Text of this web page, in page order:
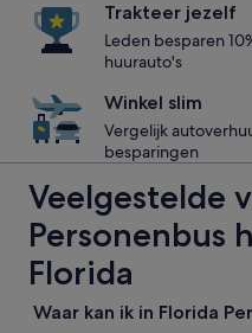
Trakteer jezelf
Leden besparen
huurauto's
Winkel slim
Vergelijk
besparingen
Veelgestelde
Personenbus
Florida
Waar kan ik in Florida